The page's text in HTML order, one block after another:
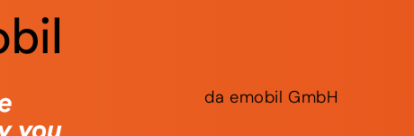
da emobil GmbH